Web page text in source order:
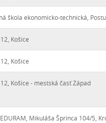
škola ekonomicko-technická,
Košice
Košice
Košice - mestská časť Západ
Mikuláša Šprinca 104/5,